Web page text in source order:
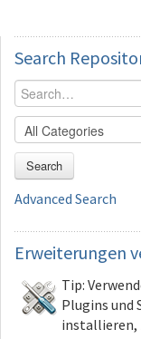
Search
Search
Advanced Search
Erweiterungen
Tip:
Plugins und
installieren,